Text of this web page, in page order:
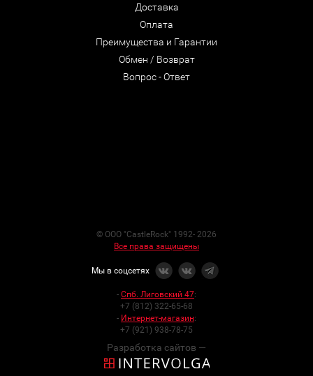
Доставка
Оплата
Преимущества и Гарантии
Обмен / Возврат
Вопрос - Ответ
© ООО "CastleRock" 1992- 2026
Все права защищены
Мы в соцсетях
- Спб. Лиговский 47:
+7 (812) 322-65-68
- Интернет-магазин:
+7 (921) 938-78-75
Разработка сайтов —